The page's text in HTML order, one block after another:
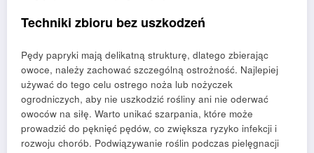
Techniki zbioru bez uszkodzeń
Pędy papryki mają delikatną strukturę, dlatego zbierając
owoce, należy zachować szczególną ostrożność. Najlepiej
używać do tego celu ostrego noża lub nożyczek
ogrodniczych, aby nie uszkodzić rośliny ani nie oderwać
owoców na siłę. Warto unikać szarpania, które może
prowadzić do pęknięć pędów, co zwiększa ryzyko infekcji i
rozwoju chorób. Podwiązywanie roślin podczas pielęgnacji